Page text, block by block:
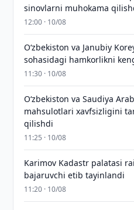
sinovlarni muhokama
12:00 · 10/08
Oʻzbekiston va Janubiy
sohasidagi hamkorlikni
11:30 · 10/08
Oʻzbekiston va Saudiya
mahsulotlari xavfsizligini
qilishdi
11:25 · 10/08
Karimov Kadastr palatasi
bajaruvchi etib tayinlandi
11:20 · 10/08